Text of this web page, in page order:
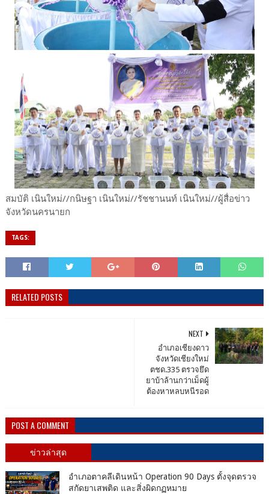
สมบัติ เนินใหม่//กนิษฐา เนินใหม่//รัชชานนท์ เนินใหม่//ผู้สื่อข่าว
จังหวัดนครนายก
TAGS:
RELATED POSTS
NEXT
อำเภอเชียงดาว
จังหวัดเชียงใหม่
ตชด.335 ตรวจยึด
ยาบ้าล้านกว่าเม็ดผู้
ต้องหาหลบหนีรอด
POST A COMMENT
ข่าวล่าสุด
อำเภอตาคลีเดินหน้า Operation 90 Days ตั้งจุดตรวจ
สกัดยาเสพติด และสิ่งผิดกฏหมาย